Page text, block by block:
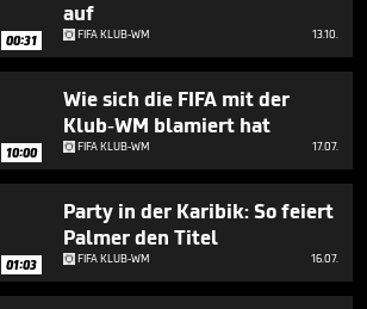
00:31
auf
FIFA KLUB-WM 13.10.
10:00
Wie sich die FIFA mit der
Klub-WM blamiert hat
FIFA KLUB-WM 17.07.
01:03
Party in der Karibik: So feiert
Palmer den Titel
FIFA KLUB-WM 16.07.